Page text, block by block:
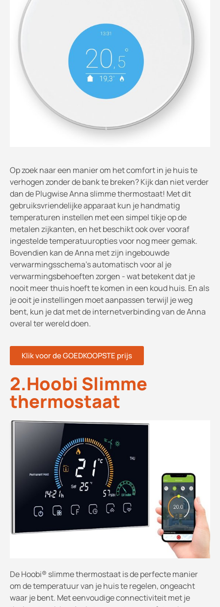
Op zoek naar een manier om het comfort in je huis te
verhogen zonder de bank te breken? Kijk dan niet verder
dan de Plugwise Anna slimme thermostaat! Met dit
gebruiksvriendelijke apparaat kun je handmatig
temperaturen instellen met een simpel tikje op de
metalen zijkanten, en het beschikt ook over vooraf
ingestelde temperatuuropties voor nog meer gemak.
Bovendien kan de Anna met zijn ingebouwde
verwarmingsschema's automatisch voor al je
verwarmingsbehoeften zorgen - wat betekent dat je
nooit meer thuis hoeft te komen in een koud huis. En als
je ooit je instellingen moet aanpassen terwijl je weg
bent, kun je dat met de internetverbinding van de Anna
overal ter wereld doen.
Klik voor de GOEDKOOPSTE prijs
2.Hoobi Slimme
thermostaat
De Hoobi® slimme thermostaat is de perfecte manier
om de temperatuur van je huis te regelen, ongeacht
waar je bent. Met eenvoudige connectiviteit met je